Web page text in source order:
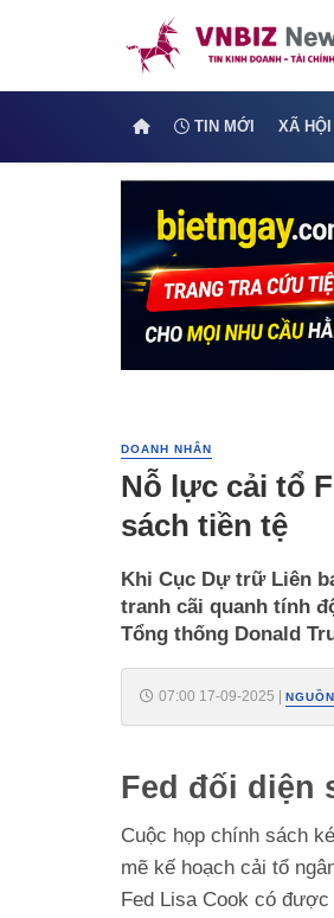
TIN MỚI XÃ HỘI
DOANH NHÂN
Nỗ lực cải tổ
sách tiền tệ
Khi Cục Dự trữ Liên
tranh cãi quanh tính
Tổng thống Donald
07:00 17-09-2025 | NGUỒN
Fed đối diện
Cuộc họp chính sách
mẽ kế hoạch cải tổ
Fed Lisa Cook có